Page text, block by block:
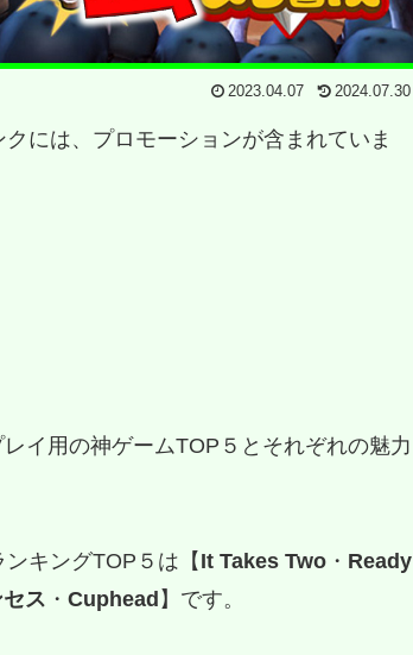
2023.04.07 2024.07.30
には、プロモーションが含まれていま
イ用の神ゲームTOP５とそれぞれの魅力
キングTOP５は【 It Takes Two ・ Ready
ス ・ Cuphead 】です。